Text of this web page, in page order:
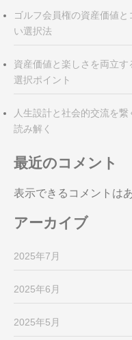
ゴルフ会員権の資産価値
い選択法
資産価値と楽しさを両立
選択ポイント
人生設計と社会的交流を
読み解く
最近のコメント
表示できるコメントは
アーカイブ
2025年7月
2025年6月
2025年5月